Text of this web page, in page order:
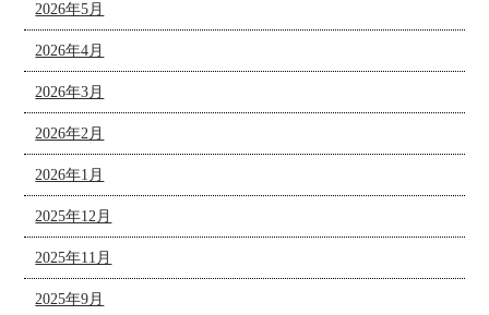
2026年5月
2026年4月
2026年3月
2026年2月
2026年1月
2025年12月
2025年11月
2025年9月